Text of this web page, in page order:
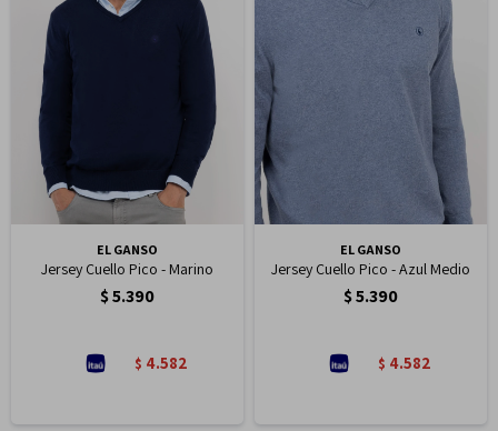
EL GANSO
Jersey Cuello Pico - Marino
$5.390
$ 4.582
EL GANSO
Jersey Cuello Pico - Azul Medio
$5.390
$ 4.582